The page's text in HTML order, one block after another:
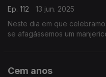
Ep. 112
13 jun. 2025
Neste dia em que
se afagássemos um
Cem anos